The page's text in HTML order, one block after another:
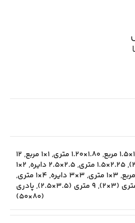
, 1.80×1.20 متری ,1×1 مربع ,
12
,2.25×1.5 متری ,2.5×2.5 دایره ,
2×1
, 3×1 متری , 3×3 دایره , 4×1 متری
,
, 9 متری (3.5×2.5) ,پادری
(80×50)